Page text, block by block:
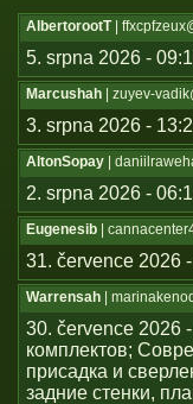
AlbertorootT|
5. srpna 2026 -
Marcushah | zuyev-
3. srpna 2026 -
AltonSopay |
2. srpna 2026 -
Eugenesib |
31. července 2026 -
Warrensah |
30. července 2026
комплектов;
присадка и
задние стенки,